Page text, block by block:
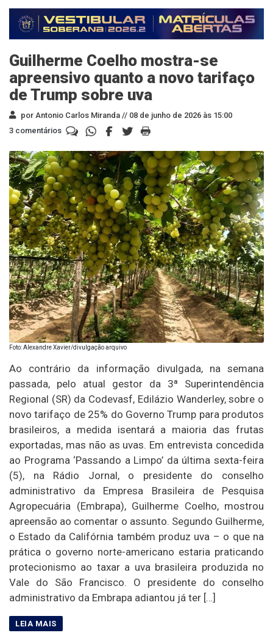
Guilherme Coelho mostra-se
apreensivo quanto a novo tarifaço
de Trump sobre uva
por Antonio Carlos Miranda // 08 de junho de 2026 às 15:00
3 comentários
Foto: Alexandre Xavier/divulgação arquivo
Ao contrário da informação divulgada, na semana
passada, pelo atual gestor da 3ª Superintendência
Regional (SR) da Codevasf, Edilázio Wanderley, sobre o
novo tarifaço de 25% do Governo Trump para produtos
brasileiros, a medida isentará a maioria das frutas
exportadas, mas não as uvas. Em entrevista concedida
ao Programa ‘Passando a Limpo’ da última sexta-feira
(5), na Rádio Jornal, o presidente do conselho
administrativo da Empresa Brasileira de Pesquisa
Agropecuária (Embrapa), Guilherme Coelho, mostrou
apreensão ao comentar o assunto. Segundo Guilherme,
o Estado da Califórnia também produz uva – o que na
prática o governo norte-americano estaria praticando
protecionismo ao taxar a uva brasileira produzida no
Vale do São Francisco. O presidente do conselho
administrativo da Embrapa adiantou já ter […]